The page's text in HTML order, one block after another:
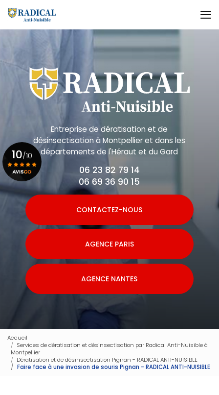
au
contenu
principal
Entreprise de dératisation et de
désinsectisationà Montpellier et dans les
départements de l'Héraut et du Gard
06 23 82 79 14
06 69 36 90 15
CONTACTEZ-NOUS
AGENCE PARIS
AGENCE NANTES
10/10
Voir le certificat
Accueil
Services de dératisation et désinsectisation par Radical Anti-Nuisible à
Montpellier
Dératisation et de désinsectisation Pignan - RADICAL ANTI-NUISIBLE
Faire face à une invasion de souris Pignan - RADICAL ANTI-NUISIBLE